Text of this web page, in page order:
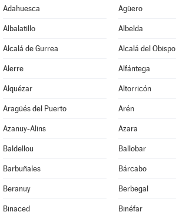
Adahuesca Agüero
Albalatillo Albelda
Alcalá de Gurrea Alcalá del Obispo
Alerre Alfántega
Alquézar Altorricón
Aragüés del Puerto Arén
Azanuy-Alins Azara
Baldellou Ballobar
Barbuñales Bárcabo
Beranuy Berbegal
Binaced Binéfar